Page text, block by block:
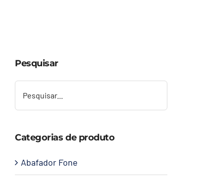
Pesquisar
Categorias de produto
Abafador Fone